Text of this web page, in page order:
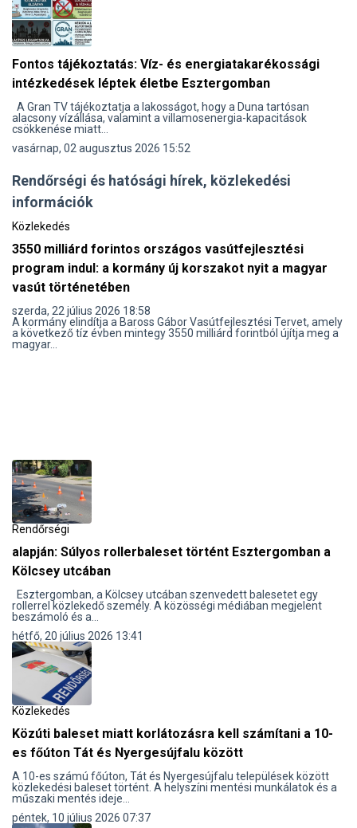
Fontos tájékoztatás: Víz- és energiatakarékossági
intézkedések léptek életbe Esztergomban
A Gran TV tájékoztatja a lakosságot, hogy a Duna tartósan
alacsony vízállása, valamint a villamosenergia-kapacitások
csökkenése miatt...
vasárnap, 02 augusztus 2026 15:52
Rendőrségi és hatósági hírek, közlekedési
információk
Közlekedés
3550 milliárd forintos országos vasútfejlesztési
program indul: a kormány új korszakot nyit a magyar
vasút történetében
szerda, 22 július 2026 18:58
A kormány elindítja a Baross Gábor Vasútfejlesztési Tervet, amely
a következő tíz évben mintegy 3550 milliárd forintból újítja meg a
magyar...
Rendőrségi
alapján: Súlyos rollerbaleset történt Esztergomban a
Kölcsey utcában
Esztergomban, a Kölcsey utcában szenvedett balesetet egy
rollerrel közlekedő személy. A közösségi médiában megjelent
beszámoló és a...
hétfő, 20 július 2026 13:41
Közlekedés
Közúti baleset miatt korlátozásra kell számítani a 10-
es főúton Tát és Nyergesújfalu között
​A 10-es számú főúton, Tát és Nyergesújfalu települések között
közlekedési baleset történt. A helyszíni mentési munkálatok és a
műszaki mentés ideje...
péntek, 10 július 2026 07:37